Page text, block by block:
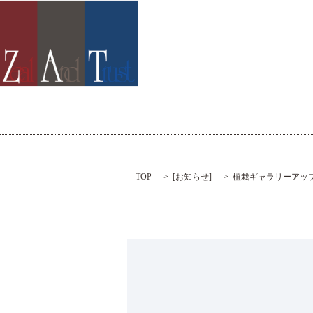
TOP [お知らせ] 植栽ギャラリーアッ